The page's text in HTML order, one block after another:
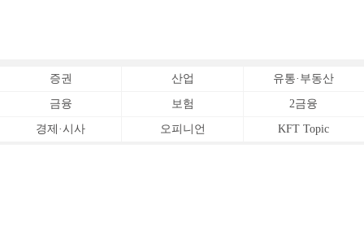
증권 산업 유통·부동산
금융 보험 2금융
경제·시사 오피니언 KFT Topic